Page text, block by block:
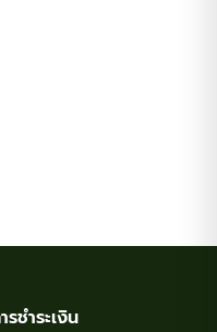
รชำระเงิน